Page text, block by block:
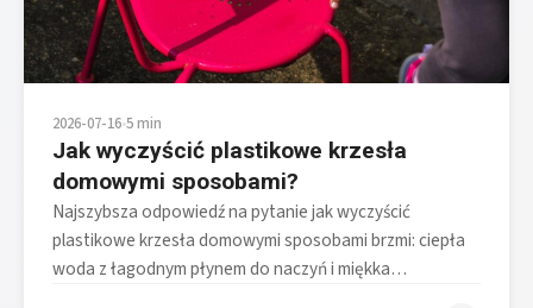
2026-07-16•5 min
Jak wyczyścić plastikowe krzesła
domowymi sposobami?
Najszybsza odpowiedź na pytanie jak wyczyścić
plastikowe krzesła domowymi sposobami brzmi: ciepła
woda z łagodnym płynem do naczyń i miękka…